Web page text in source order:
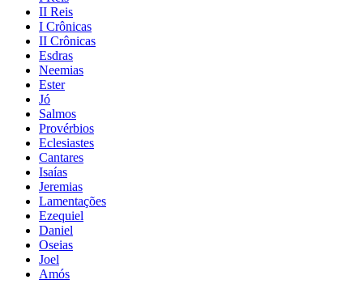
II Reis
I Crônicas
II Crônicas
Esdras
Neemias
Ester
Jó
Salmos
Provérbios
Eclesiastes
Cantares
Isaías
Jeremias
Lamentações
Ezequiel
Daniel
Oseias
Joel
Amós